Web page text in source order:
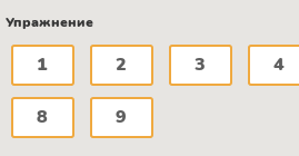
Упражнение
1 2 3 4
8 9